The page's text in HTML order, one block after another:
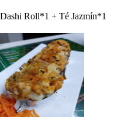
Dashi Roll*1 + Té Jazmín*1